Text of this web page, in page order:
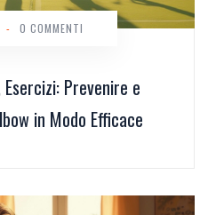
Prevenire e
in Modo Efficace
- 0 COMMENTI